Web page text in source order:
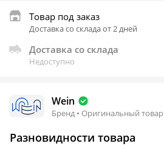
Товар под заказ
Доставка со склада от 2 дней
Доставка со склада
Недоступно
Wein
Бренд • Оригинальный товар
Разновидности товара